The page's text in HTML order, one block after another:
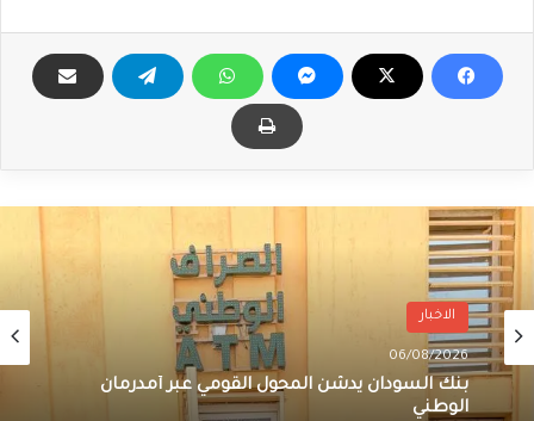
الاخبار
06/08/2026
بنك السودان يدشن المحول القومي عبر أمدرمان
الوطني